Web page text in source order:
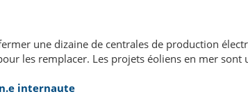
une dizaine de centrales de production
les remplacer. Les projets éoliens en mer
internaute